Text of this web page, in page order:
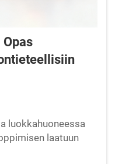
luokkahuoneessa
laatuun